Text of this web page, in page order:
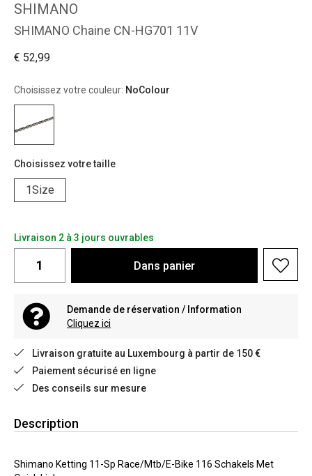
SHIMANO
SHIMANO Chaine CN-HG701 11V
€ 52,99
Choisissez votre couleur: NoColour
Choisissez votre taille
1Size
Livraison 2 à 3 jours ouvrables
Dans panier
Demande de réservation / Information
Cliquez ici
Livraison gratuite au Luxembourg à partir de 150 €
Paiement sécurisé en ligne
Des conseils sur mesure
Description
Shimano Ketting 11-Sp Race/Mtb/E-Bike 116 Schakels Met